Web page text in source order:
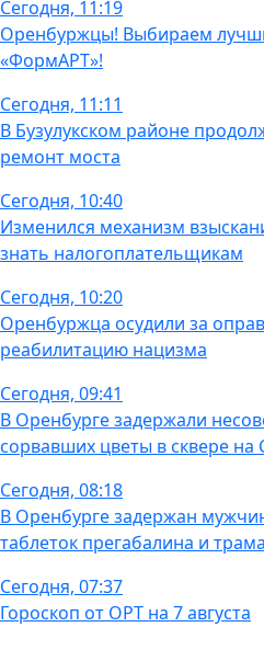
Сегодня, 11:19
Оренбуржцы! Выбираем
«ФормАРТ»!
Сегодня, 11:11
В Бузулукском районе
ремонт моста
Сегодня, 10:40
Изменился механизм
знать налогоплательщикам
Сегодня, 10:20
Оренбуржца осудили за
реабилитацию нацизма
Сегодня, 09:41
В Оренбурге задержали
сорвавших цветы в сквере на
Сегодня, 08:18
В Оренбурге задержан
таблеток прегабалина и
Сегодня, 07:37
Гороскоп от ОРТ на 7 августа